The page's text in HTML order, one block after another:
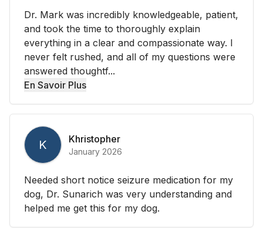
Dr. Mark was incredibly knowledgeable, patient,
and took the time to thoroughly explain
everything in a clear and compassionate way. I
never felt rushed, and all of my questions were
answered thoughtf...
En Savoir Plus
K Khristopher
January 2026
Needed short notice seizure medication for my
dog, Dr. Sunarich was very understanding and
helped me get this for my dog.